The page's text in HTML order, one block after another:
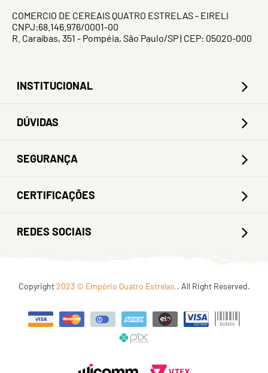
COMERCIO DE CEREAIS QUATRO ESTRELAS - EIRELI
CNPJ:68.146.976/0001-00
R. Caraíbas, 351 - Pompéia, São Paulo/SP | CEP: 05020-000
INSTITUCIONAL
DÚVIDAS
SEGURANÇA
CERTIFICAÇÕES
REDES SOCIAIS
Copyright2023 © Empório Quatro Estrelas.. All Right Reserved.